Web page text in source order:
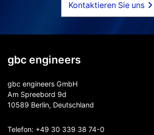
Kontaktieren Sie uns
gbc engineers
gbc engineers GmbH
Am Spreebord 9d
10589 Berlin, Deutschland
Telefon: +49 30 339 38 74-0